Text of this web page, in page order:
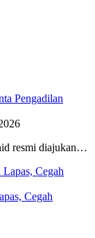
Pengadilan
resmi diajukan…
Cegah